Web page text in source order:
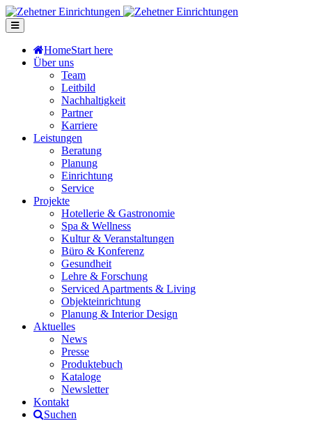
HomeStart here
Über uns
Team
Leitbild
Nachhaltigkeit
Partner
Karriere
Leistungen
Beratung
Planung
Einrichtung
Service
Projekte
Hotellerie & Gastronomie
Spa & Wellness
Kultur & Veranstaltungen
Büro & Konferenz
Gesundheit
Lehre & Forschung
Serviced Apartments & Living
Objekteinrichtung
Planung & Interior Design
Aktuelles
News
Presse
Produktebuch
Kataloge
Newsletter
Kontakt
Suchen